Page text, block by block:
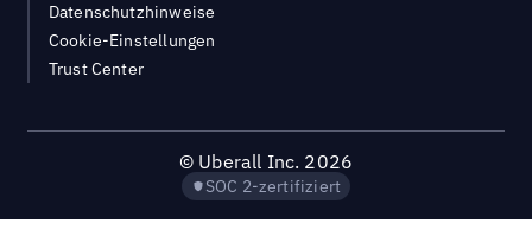
Datenschutzhinweise
Cookie-Einstellungen
Trust Center
© Uberall Inc. 2026
SOC 2-zertifiziert